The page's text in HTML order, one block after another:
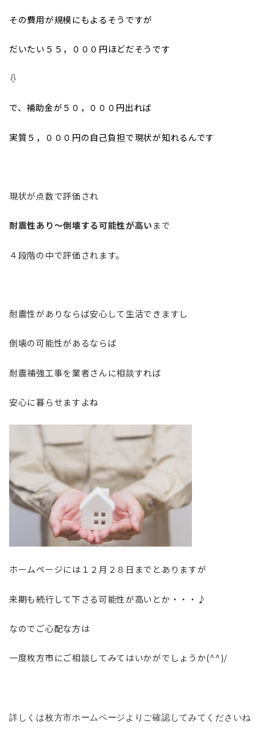
その費用が規模にもよるそうですが
だいたい５５，０００円ほどだそうです
⇩
で、補助金が５０，０００円出れば
実質５，０００円の自己負担で現状が知れるんです
現状が点数で評価され
耐震性あり～倒壊する可能性が高いまで
４段階の中で評価されます。
耐震性がありならば安心して生活できますし
倒壊の可能性があるならば
耐震補強工事を業者さんに相談すれば
安心に暮らせますよね
ホームページには１２月２８日までとありますが
来期も続行して下さる可能性が高いとか・・・♪
なのでご心配な方は
一度枚方市にご相談してみてはいかがでしょうか(^^)/
詳しくは枚方市ホームページよりご確認してみてくださいね